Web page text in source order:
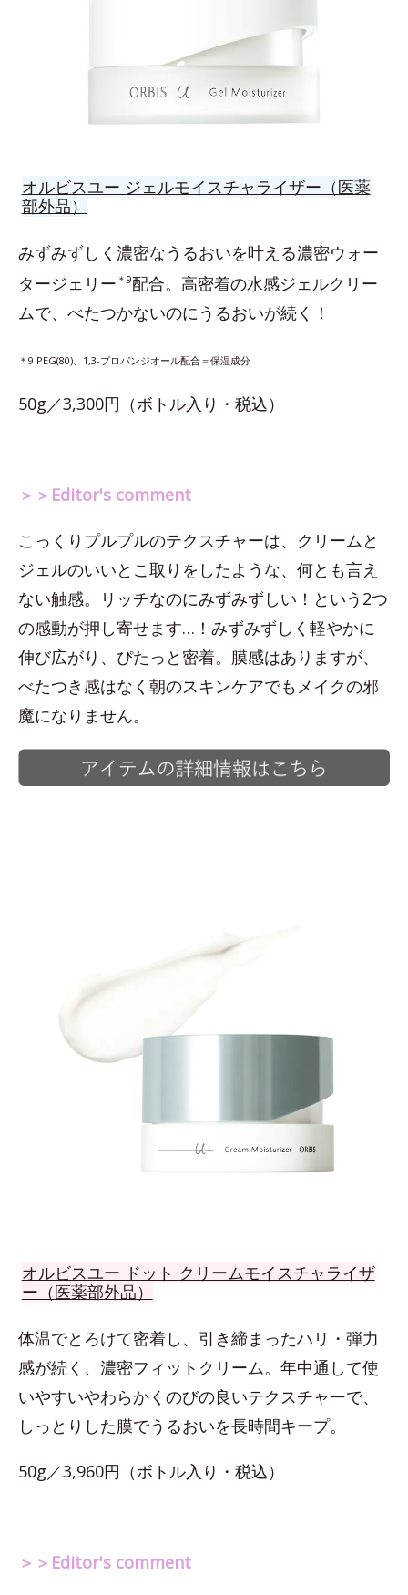
オルビスユー ジェルモイスチャライザー（医薬
部外品）
みずみずしく濃密なうるおいを叶える濃密ウォー
タージェリー ＊9配合。高密着の水感ジェルクリー
ムで、べたつかないのにうるおいが続く！
＊9 PEG(80)、1,3-プロパンジオール配合＝保湿成分
50g／3,300円（ボトル入り・税込）
＞＞Editor's comment
こっくりプルプルのテクスチャーは、クリームと
ジェルのいいとこ取りをしたような、何とも言え
ない触感。リッチなのにみずみずしい！という2つ
の感動が押し寄せます…！みずみずしく軽やかに
伸び広がり、ぴたっと密着。膜感はありますが、
べたつき感はなく朝のスキンケアでもメイクの邪
魔になりません。
オルビスユー ドット クリームモイスチャライザ
ー（医薬部外品）
体温でとろけて密着し、引き締まったハリ・弾力
感が続く、濃密フィットクリーム。年中通して使
いやすいやわらかくのびの良いテクスチャーで、
しっとりした膜でうるおいを長時間キープ。
50g／3,960円（ボトル入り・税込）
＞＞Editor's comment